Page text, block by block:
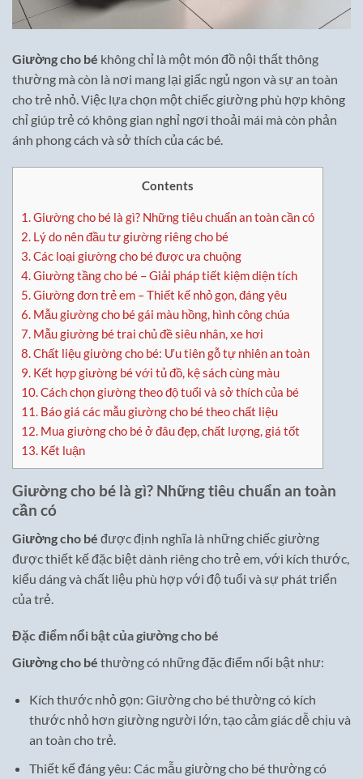
Giường cho bé không chỉ là một món đồ nội thất thông
thường mà còn là nơi mang lại giấc ngủ ngon và sự an toàn
cho trẻ nhỏ. Việc lựa chọn một chiếc giường phù hợp không
chỉ giúp trẻ có không gian nghỉ ngơi thoải mái mà còn phản
ánh phong cách và sở thích của các bé.
Contents
1.Giường cho bé là gì? Những tiêu chuẩn an toàn cần có
2. Lý do nên đầu tư giường riêng cho bé
3.Các loại giường cho bé được ưa chuộng
4.Giường tầng cho bé – Giải pháp tiết kiệm diện tích
5.Giường đơn trẻ em – Thiết kế nhỏ gọn, đáng yêu
6. Mẫu giường cho bé gái màu hồng, hình công chúa
7. Mẫu giường bé trai chủ đề siêu nhân, xe hơi
8.Chất liệu giường cho bé: Ưu tiên gỗ tự nhiên an toàn
9. Kết hợp giường bé với tủ đồ, kệ sách cùng màu
10.Cách chọn giường theo độ tuổi và sở thích của bé
11. Báo giá các mẫu giường cho bé theo chất liệu
12. Mua giường cho bé ở đâu đẹp, chất lượng, giá tốt
13. Kết luận
Giường cho bé là gì? Những tiêu chuẩn an toàn
cần có
Giường cho bé được định nghĩa là những chiếc giường
được thiết kế đặc biệt dành riêng cho trẻ em, với kích thước,
kiểu dáng và chất liệu phù hợp với độ tuổi và sự phát triển
của trẻ.
Đặc điểm nổi bật của giường cho bé
Giường cho bé thường có những đặc điểm nổi bật như:
Kích thước nhỏ gọn: Giường cho bé thường có kích
thước nhỏ hơn giường người lớn, tạo cảm giác dễ chịu và
an toàn cho trẻ.
Thiết kế đáng yêu: Các mẫu giường cho bé thường có